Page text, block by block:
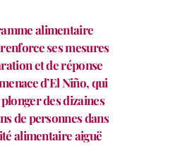
alimentaire
ses mesures
et de réponse
d’El Niño, qui
des dizaines
de personnes dans
alimentaire aiguë